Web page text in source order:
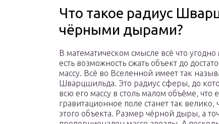
Что такое радиус
чёрными дырами?
В математическом смысле всё что
есть возможность сжать объект до
массу. Всё во Вселенной имеет так
Шварцшильда. Это радиус сферы, до
всю его массу в столь малом объёме, что
гравитационное поле станет так
этого объекта. Размер чёрной дыры, а